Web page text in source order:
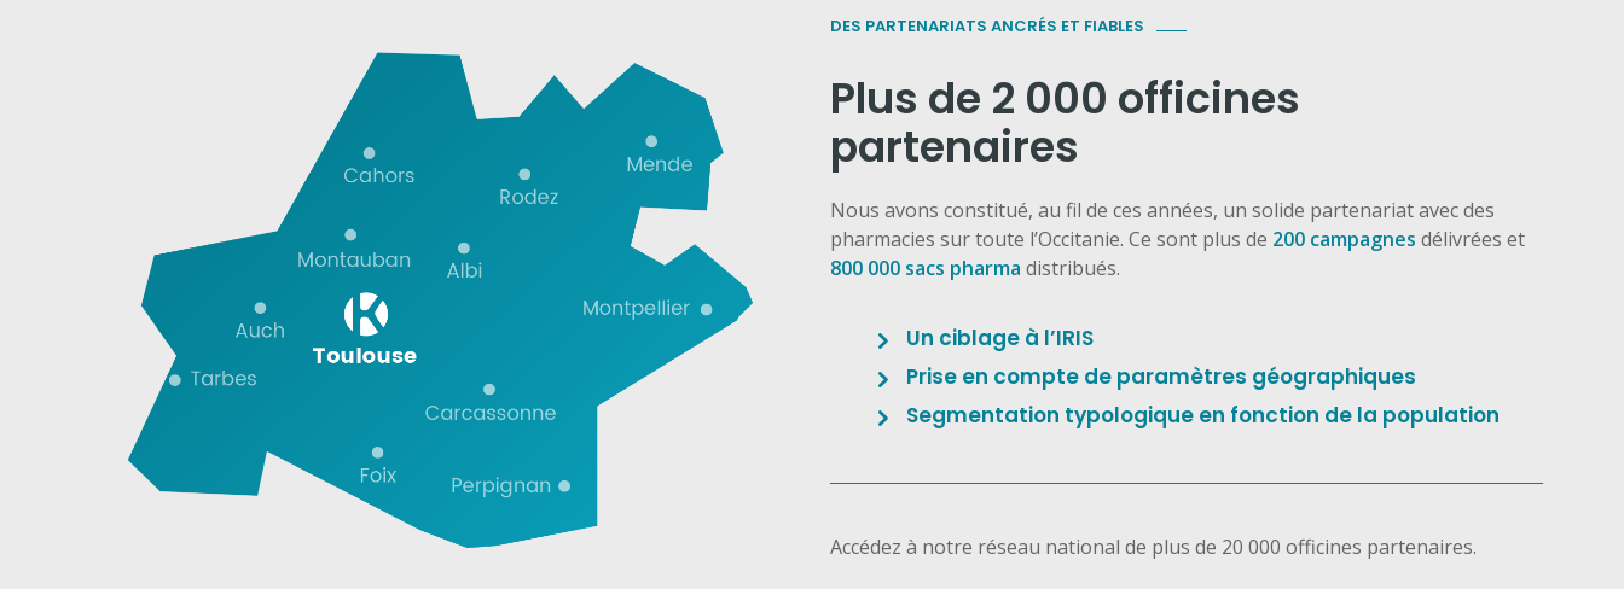
DES PARTENARIATS ANCRÉS ET FIABLES
Plus de 2 000 officines
partenaires
Nous avons constitué, au fil de ces années, un solide partenariat avec des
pharmacies sur toute l’Occitanie. Ce sont plus de 200 campagnes délivrées et
800 000 sacs pharma distribués.
Un ciblage à l’IRIS
Prise en compte de paramètres géographiques
Segmentation typologique en fonction de la population
Accédez à notre réseau national de plus de 20 000 officines partenaires.